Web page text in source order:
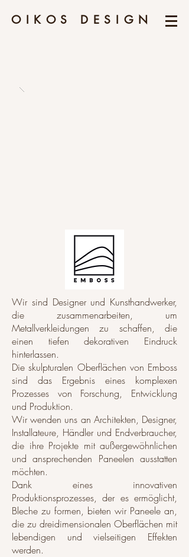
OIKOS DESIGN
Wir sind Designer und Kunsthandwerker,
die zusammenarbeiten, um
Metallverkleidungen zu schaffen, die
einen tiefen dekorativen Eindruck
hinterlassen.
Die skulpturalen Oberflächen von Emboss
sind das Ergebnis eines komplexen
Prozesses von Forschung, Entwicklung
und Produktion.
Wir wenden uns an Architekten, Designer,
Installateure, Händler und Endverbraucher,
die ihre Projekte mit außergewöhnlichen
und ansprechenden Paneelen ausstatten
möchten.
Dank eines innovativen
Produktionsprozesses, der es ermöglicht,
Bleche zu formen, bieten wir Paneele an,
die zu dreidimensionalen Oberflächen mit
lebendigen und vielseitigen Effekten
werden.